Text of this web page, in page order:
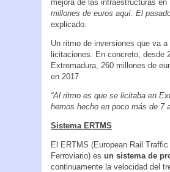
mejora de las infraestructuras en
millones de euros aquí. El
explicado.
Un ritmo de inversiones que va
licitaciones. En concreto, desde
Extremadura, 260 millones de
en 2017.
“Al ritmo es que se licitaba en
hemos hecho en poco más de 7
Sistema ERTMS
El ERTMS (European Rail
Ferroviario) es un sistema de
continuamente la velocidad del